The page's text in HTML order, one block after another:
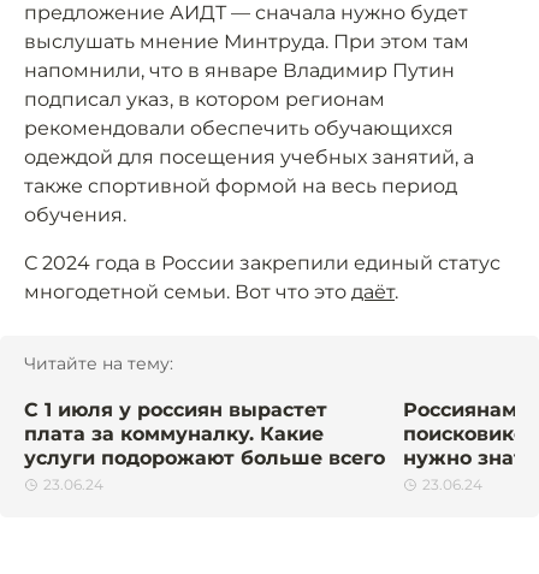
предложение АИДТ — сначала нужно будет
выслушать мнение Минтруда. При этом там
напомнили, что в январе Владимир Путин
подписал указ, в котором регионам
рекомендовали обеспечить обучающихся
одеждой для посещения учебных занятий, а
также спортивной формой на весь период
обучения.
С 2024 года в России закрепили единый статус
многодетной семьи. Вот что это даёт.
Читайте на тему:
С 1 июля у россиян вырастет
плата за коммуналку. Какие
услуги подорожают больше всего
23.06.24
Россиянам
нужно знать
23.06.24